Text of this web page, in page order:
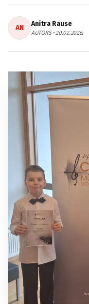
AN Anitra Rause
AUTORS • 20.02.2026.